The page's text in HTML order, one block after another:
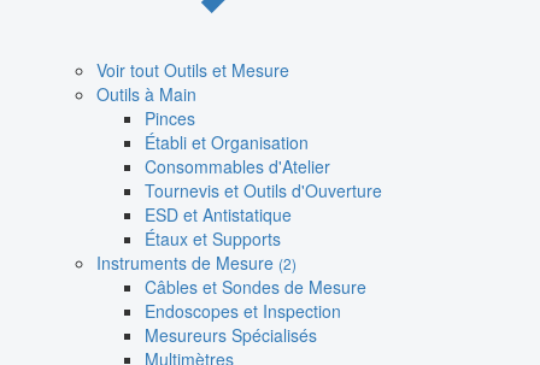
Voir tout Outils et Mesure
Outils à Main
Pinces
Établi et Organisation
Consommables d'Atelier
Tournevis et Outils d'Ouverture
ESD et Antistatique
Étaux et Supports
Instruments de Mesure (2)
Câbles et Sondes de Mesure
Endoscopes et Inspection
Mesureurs Spécialisés
Multimètres